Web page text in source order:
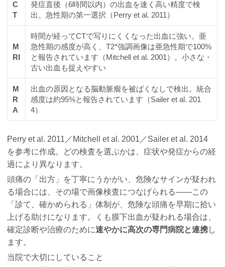
C
T
発症直後（6時間以内）の出血を速く高い精度で検
出。急性期の第一選択（Perry et al. 2011）
M
RI
時間が経ってCTで写りにくくなった出血に強い。亜
急性期の感度が高く、T2*強調画像は亜急性期で100%
と報告されています（Mitchell et al. 2001）。小さな・
古い出血も捉えやすい
M
R
A
出血の原因となる脳動脈瘤を被ばくなしで検出。統合
感度は約95%と報告されています（Sailer et al. 201
4）
Perry et al. 2011／Mitchell et al. 2001／Sailer et al. 2014
を参考に作成。どの検査を選ぶかは、症状や発症からの経
過により異なります。
頭痛の「出方」を丁寧にうかがい、危険なサインが疑われ
る場合には、その場で画像検査につなげられる――この
「診て、確かめられる」体制が、危険な頭痛を早期に拾い
上げる助けになります。くも膜下出血が疑われる場合は、
確定診断や治療のために速やかに高次の専門病院と連携し
ます。
当院で大切にしていること